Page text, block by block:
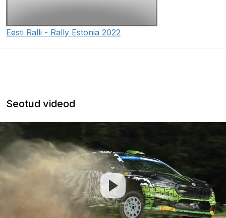
Eesti Ralli - Rally Estonia 2022
Seotud videod